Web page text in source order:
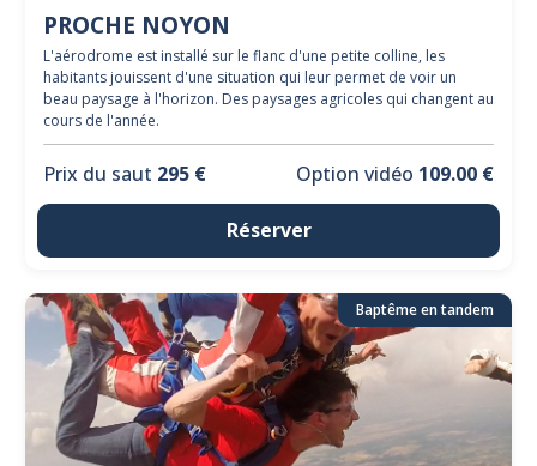
PROCHE NOYON
L'aérodrome est installé sur le flanc d'une petite colline, les
habitants jouissent d'une situation qui leur permet de voir un
beau paysage à l'horizon. Des paysages agricoles qui changent au
cours de l'année.
Prix du saut 295 € Option vidéo 109.00 €
Réserver
Baptême en tandem